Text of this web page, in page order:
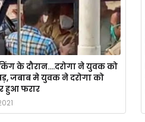
के दौरान....दरोगा ने युवक को
जबाब मे युवक ने दरोगा को
हुआ फरार